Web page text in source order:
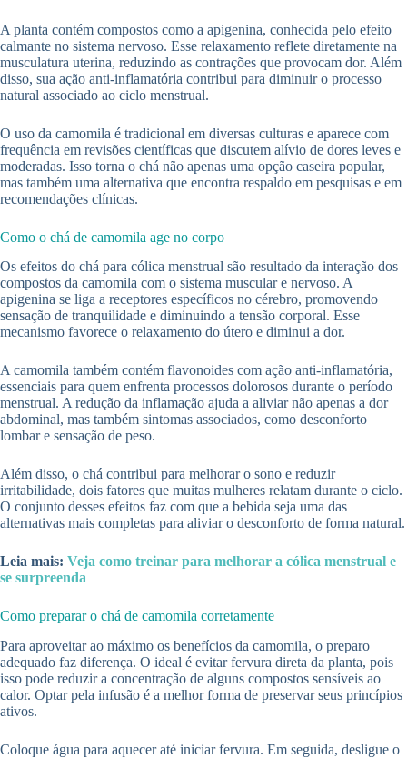
A planta contém compostos como a apigenina, conhecida pelo efeito
calmante no sistema nervoso. Esse relaxamento reflete diretamente na
musculatura uterina, reduzindo as contrações que provocam dor. Além
disso, sua ação anti-inflamatória contribui para diminuir o processo
natural associado ao ciclo menstrual.
O uso da camomila é tradicional em diversas culturas e aparece com
frequência em revisões científicas que discutem alívio de dores leves e
moderadas. Isso torna o chá não apenas uma opção caseira popular,
mas também uma alternativa que encontra respaldo em pesquisas e em
recomendações clínicas.
Como o chá de camomila age no corpo
Os efeitos do chá para cólica menstrual são resultado da interação dos
compostos da camomila com o sistema muscular e nervoso. A
apigenina se liga a receptores específicos no cérebro, promovendo
sensação de tranquilidade e diminuindo a tensão corporal. Esse
mecanismo favorece o relaxamento do útero e diminui a dor.
A camomila também contém flavonoides com ação anti-inflamatória,
essenciais para quem enfrenta processos dolorosos durante o período
menstrual. A redução da inflamação ajuda a aliviar não apenas a dor
abdominal, mas também sintomas associados, como desconforto
lombar e sensação de peso.
Além disso, o chá contribui para melhorar o sono e reduzir
irritabilidade, dois fatores que muitas mulheres relatam durante o ciclo.
O conjunto desses efeitos faz com que a bebida seja uma das
alternativas mais completas para aliviar o desconforto de forma natural.
Leia mais: Veja como treinar para melhorar a cólica menstrual e
se surpreenda
Como preparar o chá de camomila corretamente
Para aproveitar ao máximo os benefícios da camomila, o preparo
adequado faz diferença. O ideal é evitar fervura direta da planta, pois
isso pode reduzir a concentração de alguns compostos sensíveis ao
calor. Optar pela infusão é a melhor forma de preservar seus princípios
ativos.
Coloque água para aquecer até iniciar fervura. Em seguida, desligue o